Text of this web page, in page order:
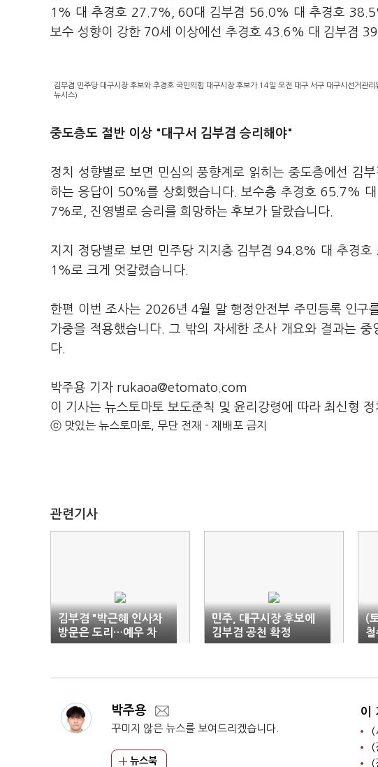
1% 대 추경호 27.7%, 60대 김부겸 56.0% 대 추경호
보수 성향이 강한 70세 이상에선 추경호 43.6% 대 김부겸
김부겸 민주당 대구시장 후보와 추경호 국민의힘 대구시장 후보가 14일 오전 대구 서구 대구시선거관
뉴시스)
중도층도 절반 이상 "대구서 김부겸 승리해야"
정치 성향별로 보면 민심의 풍향계로 읽히는 중도층에선
하는 응답이 50%를 상회했습니다. 보수층 추경호 65.7%
7%로, 진영별로 승리를 희망하는 후보가 달랐습니다.
지지 정당별로 보면 민주당 지지층 김부겸 94.8% 대 추경
1%로 크게 엇갈렸습니다.
한편 이번 조사는 2026년 4월 말 행정안전부 주민등록 인구
가중을 적용했습니다. 그 밖의 자세한 조사 개요와 결과는 중
다.
박주용 기자 rukaoa@etomato.com
이 기사는 뉴스토마토 보도준칙 및 윤리강령에 따라 최신형
ⓒ 맛있는 뉴스토마토, 무단 전재 - 재배포 금지
관련기사
김부겸 "박근혜 인사차
방문은 도리…예우 차
원"
민주, 대구시장 후보에
김부겸 공천 확정
(
박주용
꾸미지 않은 뉴스를 보여드리겠습니다.
뉴스북
이
(
(